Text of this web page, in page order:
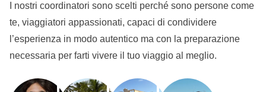
I nostri coordinatori sono scelti perché sono persone come
te, viaggiatori appassionati, capaci di condividere
l’esperienza in modo autentico ma con la preparazione
necessaria per farti vivere il tuo viaggio al meglio.